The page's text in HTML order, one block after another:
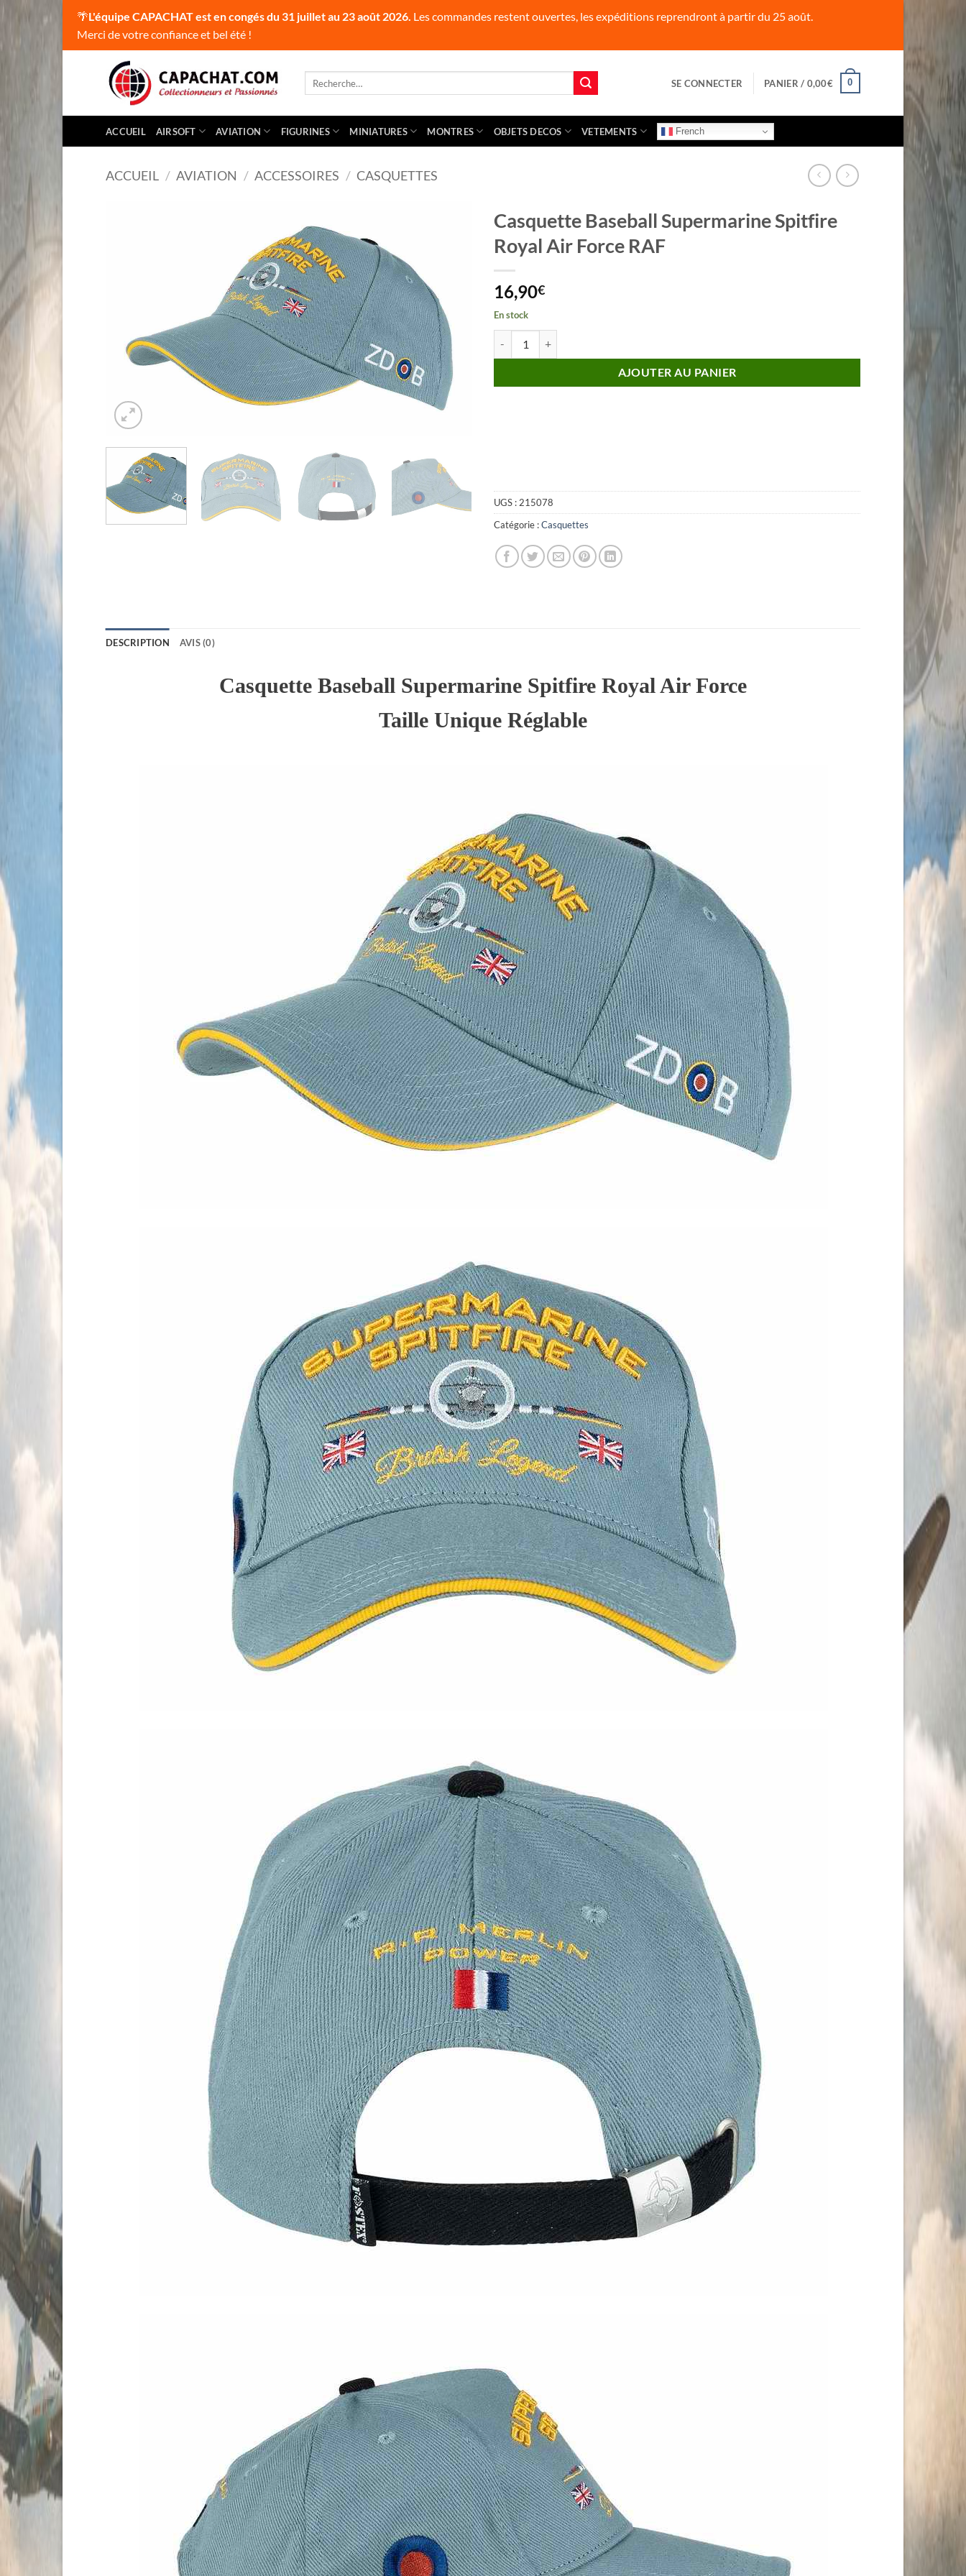
🌴L'équipe CAPACHAT est en congés du 31 juillet au 23 août 2026. Les commandes restent ouvertes, les expéditions reprendront à partir du 25 août.
Merci de votre confiance et bel été !
SE CONNECTER PANIER / 0,00€ 0
ACCUEIL AIRSOFT AVIATION FIGURINES MINIATURES MONTRES OBJETS DECOS VETEMENTS French
ACCUEIL / AVIATION / ACCESSOIRES / CASQUETTES
Casquette Baseball Supermarine Spitfire
Royal Air Force RAF
16,90€
En stock
AJOUTER AU PANIER
UGS : 215078
Catégorie :Casquettes
DESCRIPTION AVIS (0)
Casquette Baseball Supermarine Spitfire Royal Air Force
Taille Unique Réglable